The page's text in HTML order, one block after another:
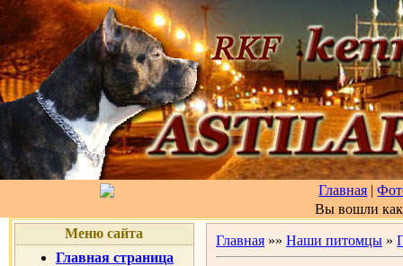
Главная |
Вы вошли
Меню сайта
Главная страница
Главная »» Наши питомцы »